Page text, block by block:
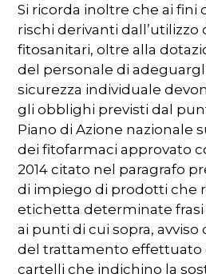
Si ricorda inoltre che ai fini
rischi derivanti dall’utilizzo
fitosanitari, oltre alla
del personale di
sicurezza individuale
gli obblighi previsti dal
Piano di Azione nazionale
dei fitofarmaci approvato
2014 citato nel paragrafo
di impiego di prodotti che
etichetta determinate
ai punti di cui sopra,
del trattamento effettuato
cartelli che indichino la